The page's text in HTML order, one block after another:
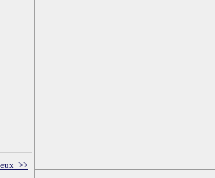
>>